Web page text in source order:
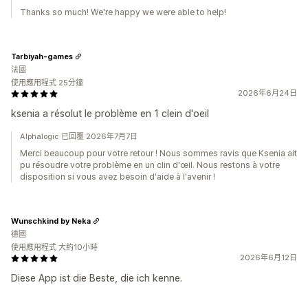
Thanks so much! We're happy we were able to help!
2026年6月24日
ksenia a résolut le problème en 1 clein d'oeil
Tarbiyah-games
法國
使用應用程式 25分鐘
Alphalogic 已回覆 2026年7月7日
Merci beaucoup pour votre retour ! Nous sommes ravis que Ksenia ait
pu résoudre votre problème en un clin d'œil. Nous restons à votre
disposition si vous avez besoin d'aide à l'avenir !
2026年6月12日
Diese App ist die Beste, die ich kenne.
Wunschkind by Neka
德國
使用應用程式 大約10小時